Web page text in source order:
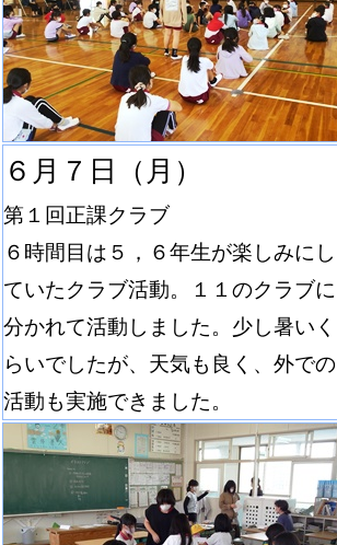
６月７日（月）
第１回正課クラブ
６時間目は５，６年生が楽しみにし
ていたクラブ活動。１１のクラブに
分かれて活動しました。少し暑いく
らいでしたが、天気も良く、外での
活動も実施できました。